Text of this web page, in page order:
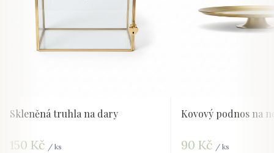
Skleněná truhla na dary
150 Kč / ks
Kovový podnos na
90 Kč / ks